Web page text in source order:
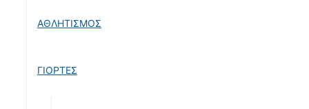
ΑΘΛΗΤΙΣΜΟΣ
ΓΙΟΡΤΕΣ